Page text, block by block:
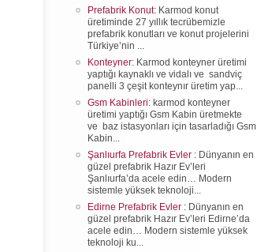
Prefabrik Konut: Karmod konut
üretiminde 27 yıllık tecrübemizle
prefabrik konutları ve konut projelerini
Türkiye’nin ...
Konteyner: Karmod konteyner üretimi
yaptığı kaynaklı ve vidalı ve sandviç
panelli 3 çeşit konteynır üretim yap...
Gsm Kabinleri: karmod konteyner
üretimi yaptığı Gsm Kabin üretmekte
ve baz istasyonları için tasarladığı Gsm
Kabin...
Şanlıurfa Prefabrik Evler : Dünyanın en
güzel prefabrik Hazır Ev’leri
Şanlıurfa’da acele edin… Modern
sistemle yüksek teknoloji...
Edirne Prefabrik Evler : Dünyanın en
güzel prefabrik Hazır Ev’leri Edirne’da
acele edin… Modern sistemle yüksek
teknoloji ku...